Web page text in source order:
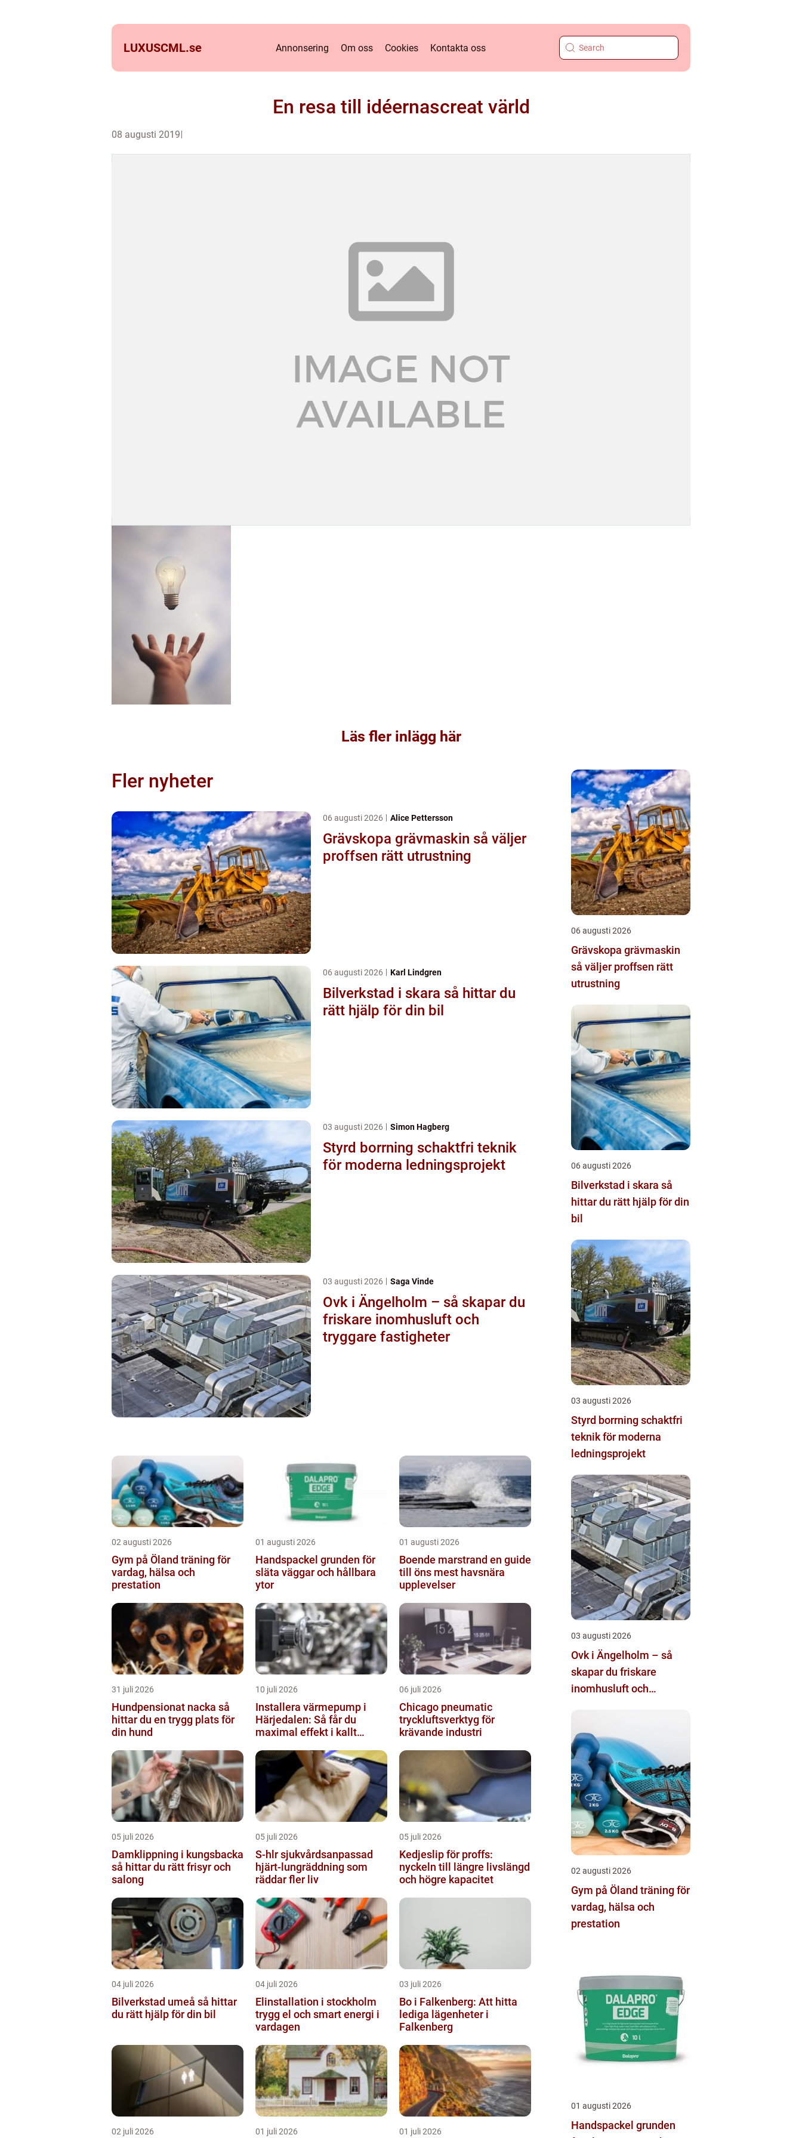
LUXUSCML.se Annonsering Om oss Cookies Kontakta oss
En resa till idéernascreat värld
08 augusti 2019
Läs fler inlägg här
Fler nyheter
06 augusti 2026 Alice Pettersson
Grävskopa grävmaskin så väljer
proffsen rätt utrustning
06 augusti 2026 Karl Lindgren
Bilverkstad i skara så hittar du
rätt hjälp för din bil
03 augusti 2026 Simon Hagberg
Styrd borrning schaktfri teknik
för moderna ledningsprojekt
03 augusti 2026 Saga Vinde
Ovk i Ängelholm – så skapar du
friskare inomhusluft och
tryggare fastigheter
02 augusti 2026
Gym på Öland träning för
vardag, hälsa och
prestation
01 augusti 2026
Handspackel grunden för
släta väggar och hållbara
ytor
01 augusti 2026
Boende marstrand en guide
till öns mest havsnära
upplevelser
31 juli 2026
Hundpensionat nacka så
hittar du en trygg plats för
din hund
10 juli 2026
Installera värmepump i
Härjedalen: Så får du
maximal effekt i kallt
06 juli 2026
Chicago pneumatic
tryckluftsverktyg för
krävande industri
05 juli 2026
Damklippning i kungsbacka
så hittar du rätt frisyr och
salong
05 juli 2026
S-hlr sjukvårdsanpassad
hjärt-lungräddning som
räddar fler liv
05 juli 2026
Kedjeslip för proffs:
nyckeln till längre livslängd
och högre kapacitet
04 juli 2026
Bilverkstad umeå så hittar
du rätt hjälp för din bil
04 juli 2026
Elinstallation i stockholm
trygg el och smart energi i
vardagen
03 juli 2026
Bo i Falkenberg: Att hitta
lediga lägenheter i
Falkenberg
02 juli 2026 01 juli 2026 01 juli 2026
06 augusti 2026
Grävskopa grävmaskin
så väljer proffsen rätt
utrustning
06 augusti 2026
Bilverkstad i skara så
hittar du rätt hjälp för din
bil
03 augusti 2026
Styrd borrning schaktfri
teknik för moderna
ledningsprojekt
03 augusti 2026
Ovk i Ängelholm – så
skapar du friskare
inomhusluft och
02 augusti 2026
Gym på Öland träning för
vardag, hälsa och
prestation
01 augusti 2026
Handspackel grunden